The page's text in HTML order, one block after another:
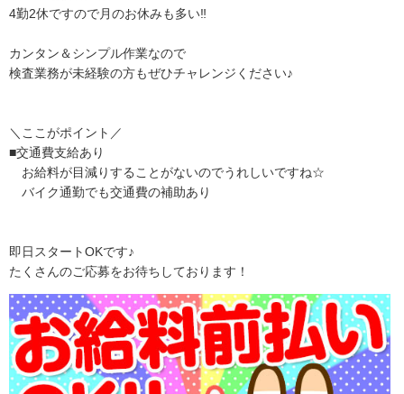
4勤2休ですので月のお休みも多い‼
カンタン＆シンプル作業なので
検査業務が未経験の方もぜひチャレンジください♪
＼ここがポイント／
■交通費支給あり
お給料が目減りすることがないのでうれしいですね☆
バイク通勤でも交通費の補助あり
即日スタートOKです♪
たくさんのご応募をお待ちしております！